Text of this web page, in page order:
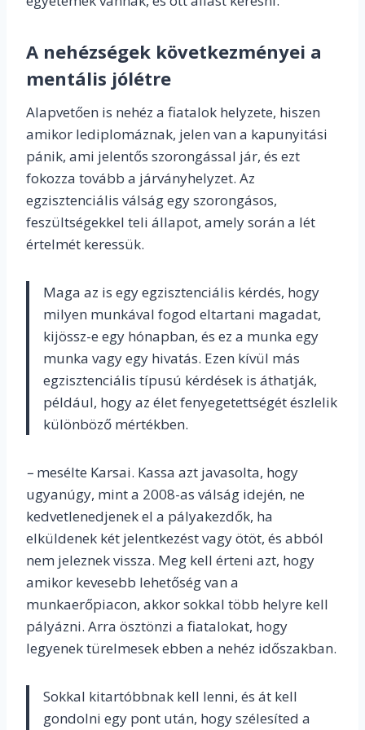
A nehézségek következményei a
mentális jólétre
Alapvetően is nehéz a fiatalok helyzete, hiszen
amikor lediplomáznak, jelen van a kapunyitási
pánik, ami jelentős szorongással jár, és ezt
fokozza tovább a járványhelyzet. Az
egzisztenciális válság egy szorongásos,
feszültségekkel teli állapot, amely során a lét
értelmét keressük.
Maga az is egy egzisztenciális kérdés, hogy
milyen munkával fogod eltartani magadat,
kijössz-e egy hónapban, és ez a munka egy
munka vagy egy hivatás. Ezen kívül más
egzisztenciális típusú kérdések is áthatják,
például, hogy az élet fenyegetettségét észlelik
különböző mértékben.
– mesélte Karsai. Kassa azt javasolta, hogy
ugyanúgy, mint a 2008-as válság idején, ne
kedvetlenedjenek el a pályakezdők, ha
elküldenek két jelentkezést vagy ötöt, és abból
nem jeleznek vissza. Meg kell érteni azt, hogy
amikor kevesebb lehetőség van a
munkaerőpiacon, akkor sokkal több helyre kell
pályázni. Arra ösztönzi a fiatalokat, hogy
legyenek türelmesek ebben a nehéz időszakban.
Sokkal kitartóbbnak kell lenni, és át kell
gondolni egy pont után, hogy szélesíted a